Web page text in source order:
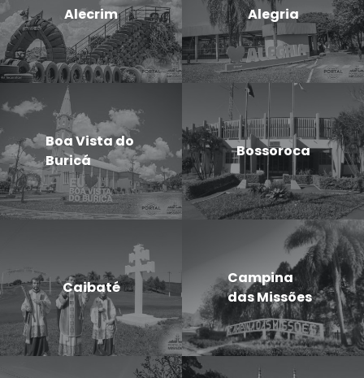
Alecrim Alegria
Boa Vista do
Buricá
Bossoroca
Caibaté
Campina
das Missões